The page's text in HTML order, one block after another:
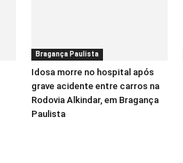
Bragança Paulista
Idosa morre no hospital após
grave acidente entre carros na
Rodovia Alkindar, em Bragança
Paulista